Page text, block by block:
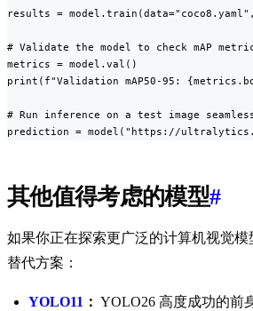
results = model.train(data="coco8.yaml",
# Validate the model to check mAP
metrics = model.val()
print(f"Validation mAP50-95:
# Run inference on a test image
prediction = model("https://
其他值得考虑的模型#
如果你正在探索更广泛的计算机视觉
替代方案：
YOLO11 ： YOLO26 高度成功的前